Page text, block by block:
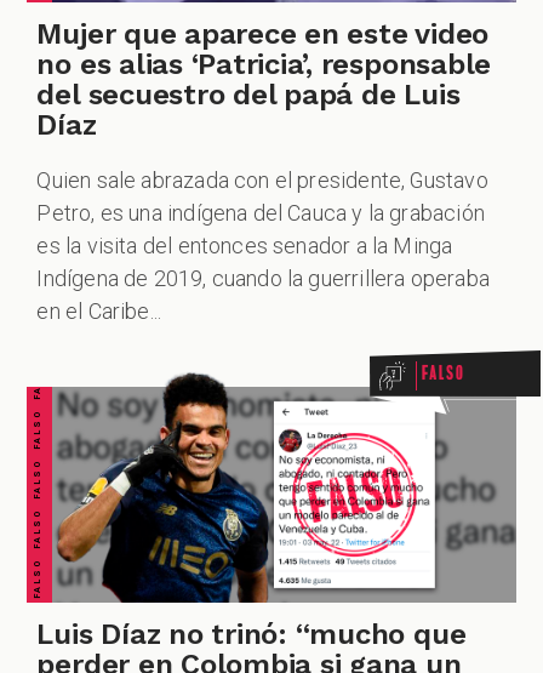
Mujer que aparece en este video
no es alias ‘Patricia’, responsable
del secuestro del papá de Luis
Díaz
Quien sale abrazada con el presidente, Gustavo
Petro, es una indígena del Cauca y la grabación
es la visita del entonces senador a la Minga
Indígena de 2019, cuando la guerrillera operaba
en el Caribe...
FALSO FALSO FALSO FALSO FALSO FALSO FALSO Falso
Luis Díaz no trinó: “mucho que
perder en Colombia si gana un